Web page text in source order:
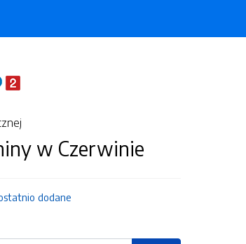
w Czerwinie
dodane